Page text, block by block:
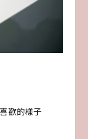
歡的樣子